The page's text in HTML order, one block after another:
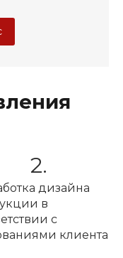
2.
дизайна
в
с
клиента